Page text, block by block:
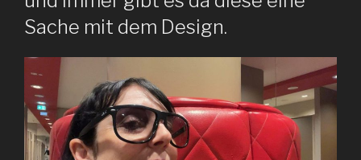
Sache mit dem Design.